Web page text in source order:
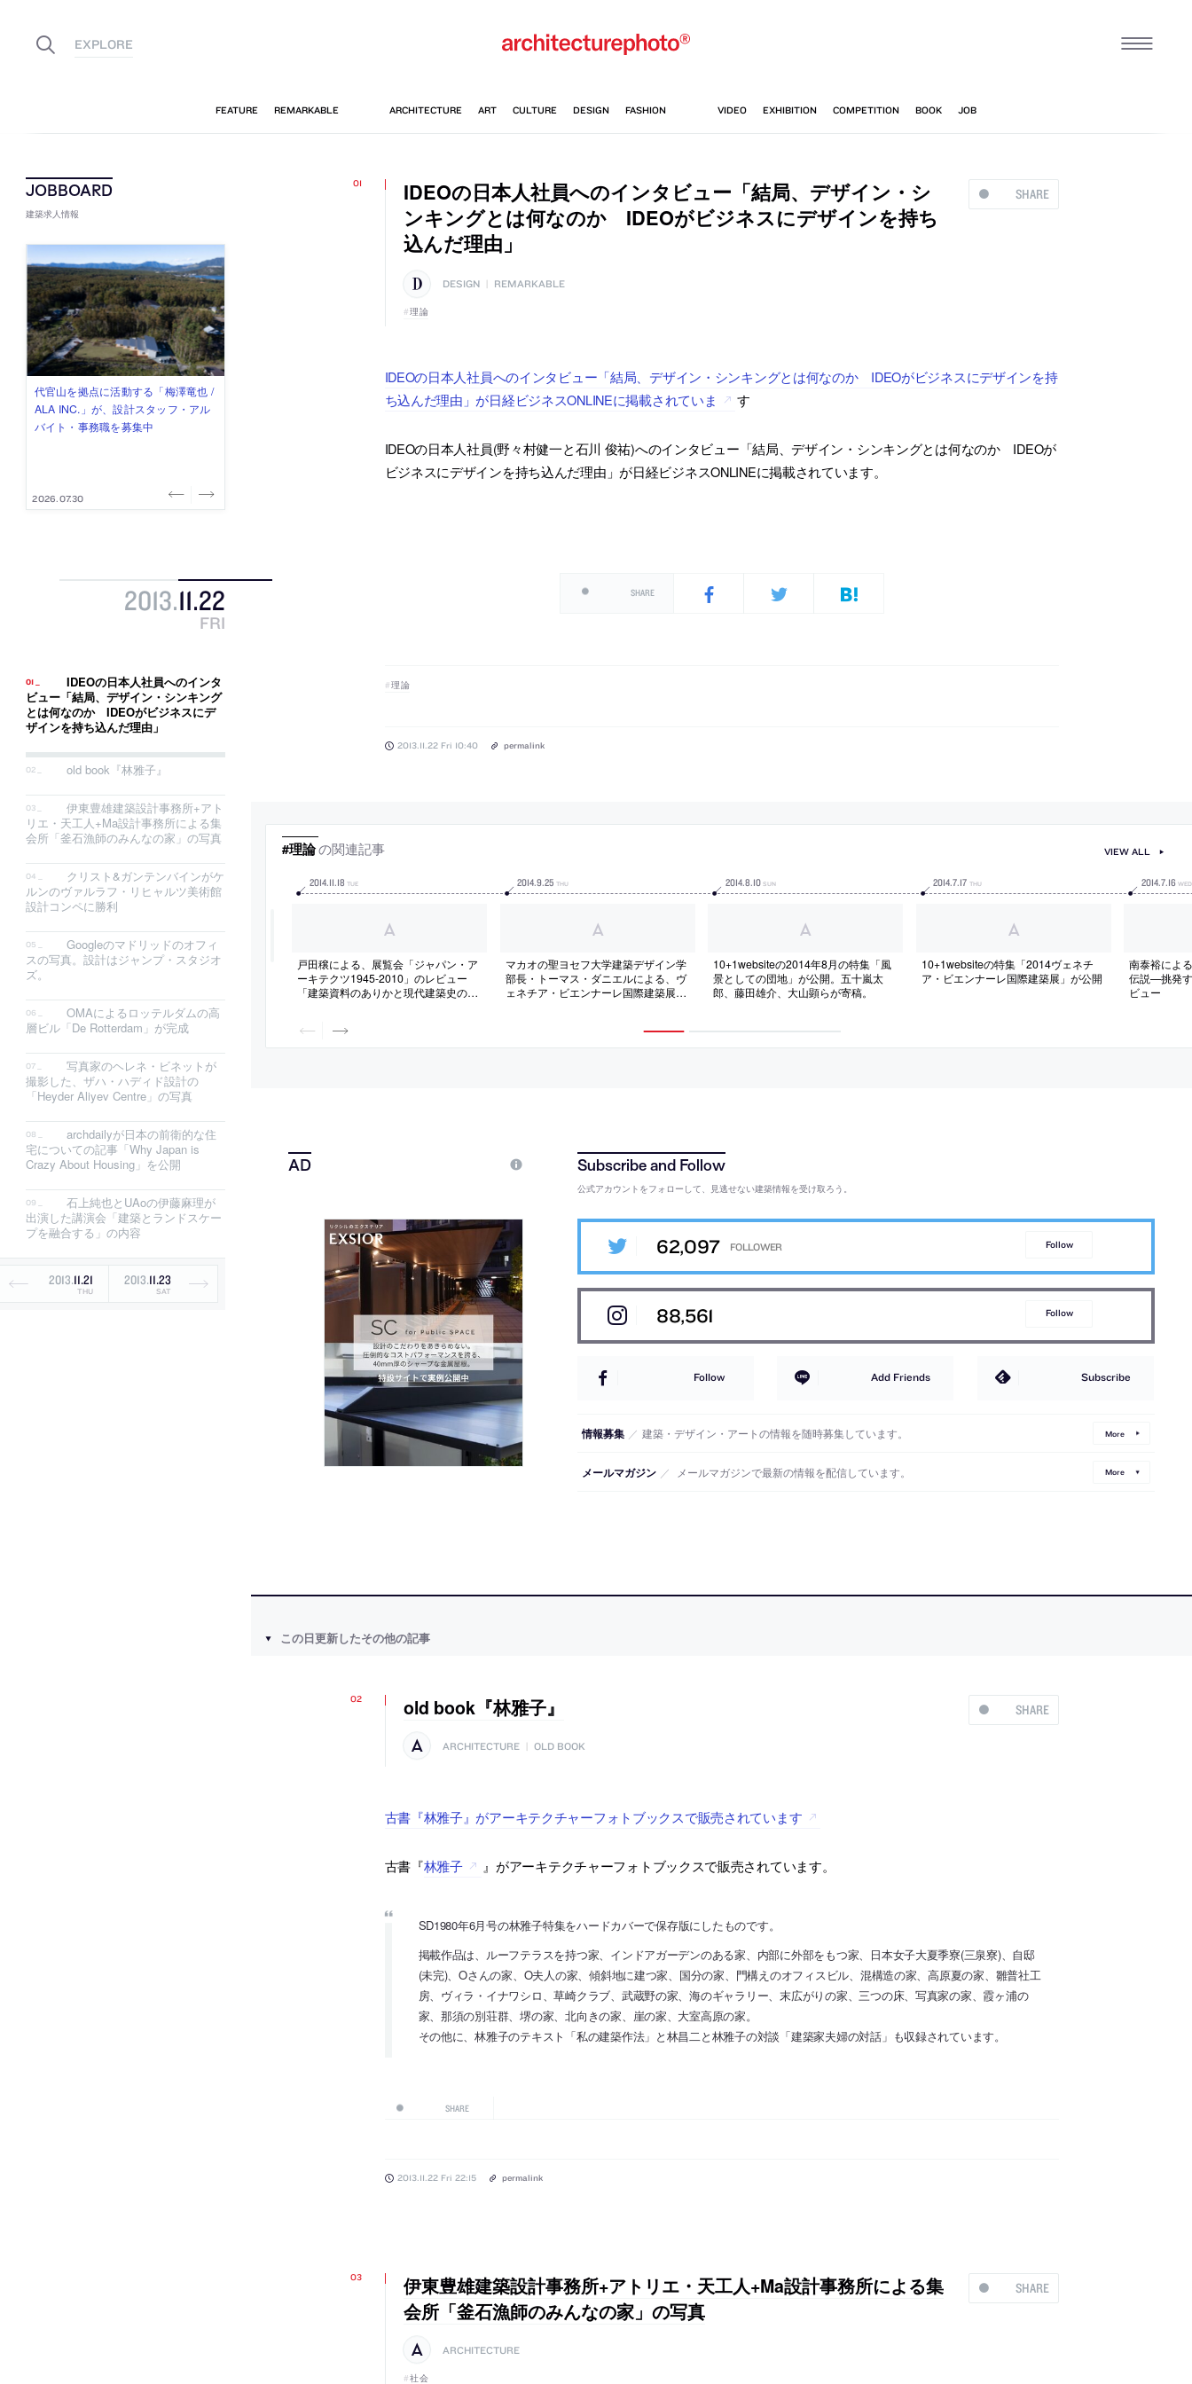
建築求人情報
古民家を軸に全国で“価値循環の仕組
み”を作り、リモートワーク主体の働
き方を実践する「株式会社つぎと」
2026.08.03
リノベる株式会社が、設計パートナ
ー (業務委託) を募集中
2026.08.03
社会への影響力のある建築を手掛
け、スタッフ同士で助け合う環境づ
くりも行う「E.A.S.T.architects」
2026.07.31
代官山を拠点に活動する「梅澤竜也 /
ALA INC.」が、設計スタッフ・アル
バイト・事務職を募集中
2026.07.30
住宅や共同住宅などを手掛け、“合理
的でシンプルなデザイン”を志向する
「PANDA：山本浩三建築設計事務
2026.07.29
2013.11.22
FRI
IDEOの日本人社員へのインタ
ビュー「結局、デザイン・シンキング
とは何なのか IDEOがビジネスにデ
ザインを持ち込んだ理由」
old book『林雅子』
伊東豊雄建築設計事務所+アト
リエ・天工人+Ma設計事務所による集
会所「釜石漁師のみんなの家」の写真
クリスト&ガンテンバインがケ
ルンのヴァルラフ・リヒャルツ美術館
設計コンペに勝利
Googleのマドリッドのオフィ
スの写真。設計はジャンプ・スタジオ
ズ。
OMAによるロッテルダムの高
層ビル「De Rotterdam」が完成
写真家のヘレネ・ビネットが
撮影した、ザハ・ハディド設計の
「Heyder Aliyev Centre」の写真
archdailyが日本の前衛的な住
宅についての記事「Why Japan is
Crazy About Housing」を公開
石上純也とUAoの伊藤麻理が
出演した講演会「建築とランドスケー
プを融合する」の内容
2013.11.21
THU
2013.11.23
SAT
SHARE
IDEOの日本人社員へのインタビュー「結局、デザイン・シ
ンキングとは何なのか IDEOがビジネスにデザインを持ち
込んだ理由」
DESIGN REMARKABLE
理論
IDEOの日本人社員へのインタビュー「結局、デザイン・シンキングとは何なのか IDEOがビジネスにデザインを持
ち込んだ理由」が日経ビジネスONLINEに掲載されていま
す
IDEOの日本人社員(野々村健一と石川 俊祐)へのインタビュー「結局、デザイン・シンキングとは何なのか IDEOが
ビジネスにデザインを持ち込んだ理由」が日経ビジネスONLINEに掲載されています。
SHARE
理論
2013.11.22 Fri 10:40 permalink
#理論の関連記事
2014.11.18 TUE
戸田穣による、展覧会「ジャパン・ア
ーキテクツ1945-2010」のレビュー
「建築資料のありかと現代建築史のゆ
2014.9.25 THU
マカオの聖ヨセフ大学建築デザイン学
部長・トーマス・ダニエルによる、ヴ
ェネチア・ビエンナーレ国際建築展日
2014.8.10 SUN
10+1websiteの2014年8月の特集「風
景としての団地」が公開。五十嵐太
郎、藤田雄介、大山顕らが寄稿。
2014.7.17 THU
10+1websiteの特集「2014ヴェネチ
ア・ビエンナーレ国際建築展」が公開
2014.7.16 WED
南泰裕によ
伝説—挑発
ビュー
VIEW ALL
公式アカウントをフォローして、見逃せない建築情報を受け取ろう。
62,097 Follow
88,561 Follow
Follow Add Friends Subscribe
情報募集 ／ 建築・デザイン・アートの情報を随時募集しています。 More
メールマガジン ／ メールマガジンで最新の情報を配信しています。 More
この日更新したその他の記事
SHARE
old book『林雅子』
ARCHITECTURE | OLD BOOK
古書『林雅子』がアーキテクチャーフォトブックスで販売されています
古書『林雅子 』がアーキテクチャーフォトブックスで販売されています。
SD1980年6月号の林雅子特集をハードカバーで保存版にしたものです。
掲載作品は、ルーフテラスを持つ家、インドアガーデンのある家、内部に外部をもつ家、日本女子大夏季寮(三泉寮)、自邸
(未完)、Oさんの家、O夫人の家、傾斜地に建つ家、国分の家、門構えのオフィスビル、混構造の家、高原夏の家、雛普社工
房、ヴィラ・イナワシロ、草崎クラブ、武蔵野の家、海のギャラリー、末広がりの家、三つの床、写真家の家、霞ヶ浦の
家、那須の別荘群、堺の家、北向きの家、崖の家、大室高原の家。
その他に、林雅子のテキスト「私の建築作法」と林昌二と林雅子の対談「建築家夫婦の対話」も収録されています。
SHARE
2013.11.22 Fri 22:15 permalink
SHARE
伊東豊雄建築設計事務所+アトリエ・天工人+Ma設計事務所による集
会所「釜石漁師のみんなの家」の写真
ARCHITECTURE
社会